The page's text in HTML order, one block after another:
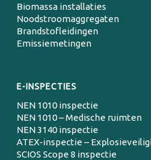
Biomassa installaties
Noodstroomaggregaten
Brandstofleidingen
Emissiemetingen
E-INSPECTIES
NEN 1010 inspectie
NEN 1010 – Medische ruimten
NEN 3140 inspectie
ATEX-inspectie –
SCIOS Scope 8 inspectie